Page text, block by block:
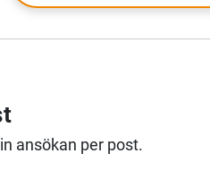
ansökan per post.